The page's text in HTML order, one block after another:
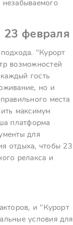
23 февраля
"Курорт
возможностей
гость
но и
места
максимум
платформа
для
отдыха, чтобы 23
релакса и
и "Курорт
условия для